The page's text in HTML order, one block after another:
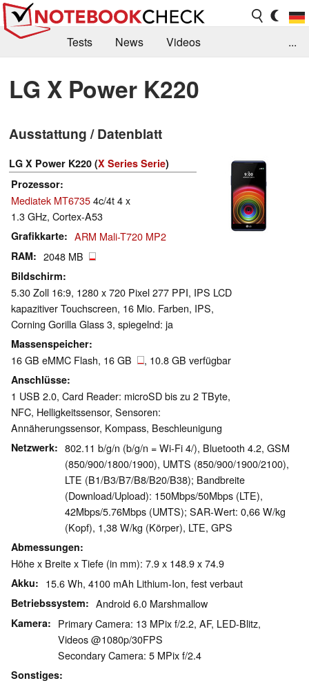
Tests News
Videos
Kaufberatung
Deals Suche
Forum
...
LG X Power K220
Ausstattung / Datenblatt
LG X Power K220 (X Series Serie)
Prozessor
Mediatek MT67354c/4t 4 x
1.3 GHz, Cortex-A53
Grafikkarte ARM Mali-T720 MP2
RAM 2048 MB
Bildschirm
5.30 Zoll 16:9, 1280 x 720 Pixel 277 PPI, IPS LCD
kapazitiver Touchscreen, 16 Mio. Farben, IPS,
Corning Gorilla Glass 3, spiegelnd: ja
Massenspeicher
16 GB eMMC Flash, 16 GB , 10.8 GB verfügbar
Anschlüsse
1 USB 2.0, Card Reader: microSD bis zu 2 TByte,
NFC, Helligkeitssensor, Sensoren:
Annäherungssensor, Kompass, Beschleunigung
Netzwerk
802.11 b/g/n (b/g/n = Wi-Fi 4/), Bluetooth 4.2, GSM
(850/​900/​1800/​1900), UMTS (850/​900/​1900/​2100),
LTE (B1/​B3/​B7/​B8/​B20/​B38); Bandbreite
(Download/​Upload): 150Mbps/​50Mbps (LTE),
42Mbps/​5.76Mbps (UMTS); SAR-Wert: 0,66 W/kg
(Kopf), 1,38 W/kg (Körper), LTE, GPS
Abmessungen
Höhe x Breite x Tiefe (in mm): 7.9 x 148.9 x 74.9
Akku 15.6 Wh, 4100 mAh Lithium-Ion, fest verbaut
Betriebssystem Android 6.0 Marshmallow
Kamera
Primary Camera: 13 MPix f/​2.2, AF, LED-Blitz,
Videos @1080p/​30FPS
Secondary Camera: 5 MPix f/​2.4
Sonstiges